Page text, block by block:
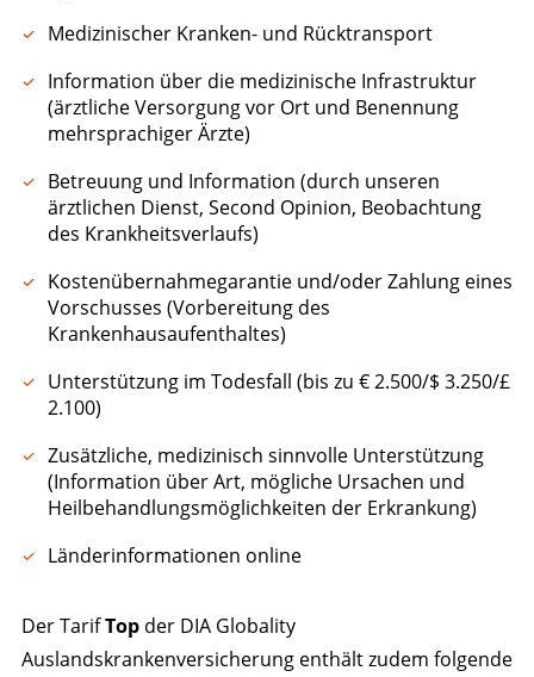
Medizinischer Kranken- und Rücktransport
Information über die medizinische Infrastruktur
(ärztliche Versorgung vor Ort und Benennung
mehrsprachiger Ärzte)
Betreuung und Information (durch unseren
ärztlichen Dienst, Second Opinion, Beobachtung
des Krankheitsverlaufs)
Kostenübernahmegarantie und/oder Zahlung eines
Vorschusses (Vorbereitung des
Krankenhausaufenthaltes)
Unterstützung im Todesfall (bis zu € 2.500/$ 3.250/£
2.100)
Zusätzliche, medizinisch sinnvolle Unterstützung
(Information über Art, mögliche Ursachen und
Heilbehandlungsmöglichkeiten der Erkrankung)
Länderinformationen online
Der TarifTopder DIA Globality
Auslandskrankenversicherung enthält zudem folgende